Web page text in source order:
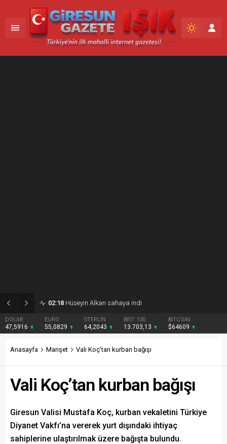
02:18 Hüseyin Alkan sahaya indi
DOLAR
47,5916
EURO
55,0829
STERLİN
64,2043
BIST 100
13.703,13
BITCOIN
$64609
Anasayfa Manşet Vali Koç’tan kurban bağışı
Vali Koç’tan kurban bağışı
Giresun Valisi Mustafa Koç, kurban vekaletini Türkiye
Diyanet Vakfı’na vererek yurt dışındaki ihtiyaç
sahiplerine ulaştırılmak üzere bağışta bulundu.